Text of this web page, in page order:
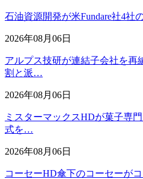
石油資源開発が米Fundare社4社
2026年08月06日
アルプス技研が連結子会社を再
割と派…
2026年08月06日
ミスターマックスHDが菓子専
式を…
2026年08月06日
コーセーHD傘下のコーセーが